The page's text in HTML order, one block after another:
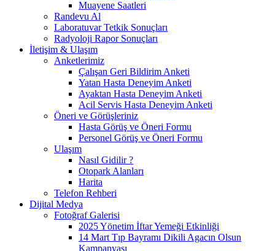
Muayene Saatleri
Randevu Al
Laboratuvar Tetkik Sonuçları
Radyoloji Rapor Sonuçları
İletişim & Ulaşım
Anketlerimiz
Çalışan Geri Bildirim Anketi
Yatan Hasta Deneyim Anketi
Ayaktan Hasta Deneyim Anketi
Acil Servis Hasta Deneyim Anketi
Öneri ve Görüşleriniz
Hasta Görüş ve Öneri Formu
Personel Görüş ve Öneri Formu
Ulaşım
Nasıl Gidilir ?
Otopark Alanları
Harita
Telefon Rehberi
Dijital Medya
Fotoğraf Galerisi
2025 Yönetim İftar Yemeği Etkinliği
14 Mart Tıp Bayramı Dikili Agacın Olsun
Kampanyası